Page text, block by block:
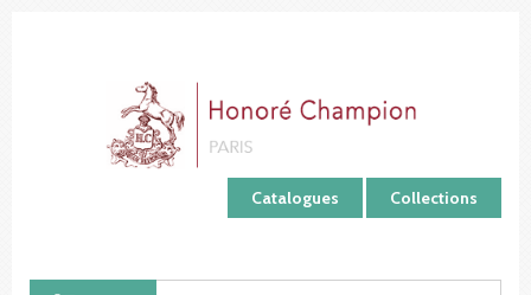
Catalogues Collections